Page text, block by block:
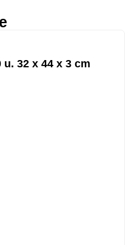
32 x 44 x 3 cm